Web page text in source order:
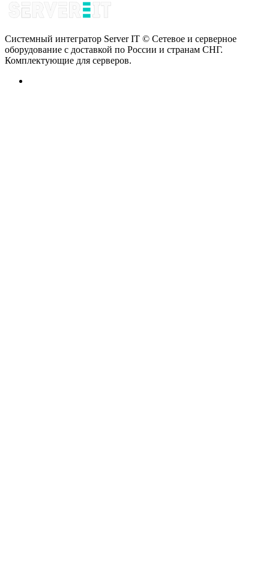
Системный интегратор Server IT © Сетевое и серверное
оборудование с доставкой по России и странам СНГ.
Комплектующие для серверов.